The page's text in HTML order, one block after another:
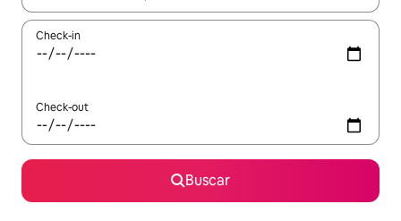
Check-in
Check-out
Buscar